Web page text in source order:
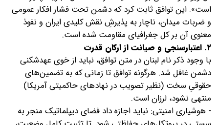
است». این توافق ثابت کرد که دشمن تحت فشار افکار عمومی
و ضربات میدان، ناچار به پذیرشِ نقش کلیدی ایران و نفوذ
معنوی آن بر کل جغرافیای مقاومت شده است.
۲. اعتبارسنجی و صیانت از ارکان قدرت
با وجود ذکر نام لبنان در متن توافق، نباید از خوی عهدشکنی
دشمن غافل شد. هرگونه توافق تا زمانی که به تضمین‌های
حقوقیِ سخت (نظیر تصویب در نهادهای حاکمیتی آمریکا)
منتهی نشود، لرزان است.
- هوشیاری امنیتی: نباید اجازه داد فضای دیپلماتیک منجر به